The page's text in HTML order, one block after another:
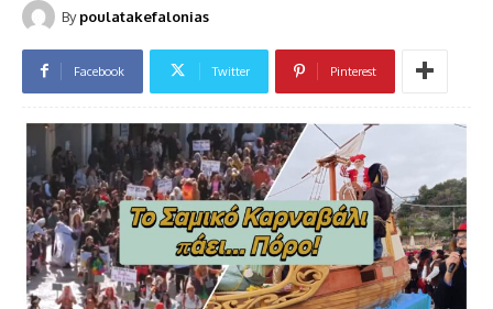
By poulatakefalonias
Facebook Twitter Pinterest